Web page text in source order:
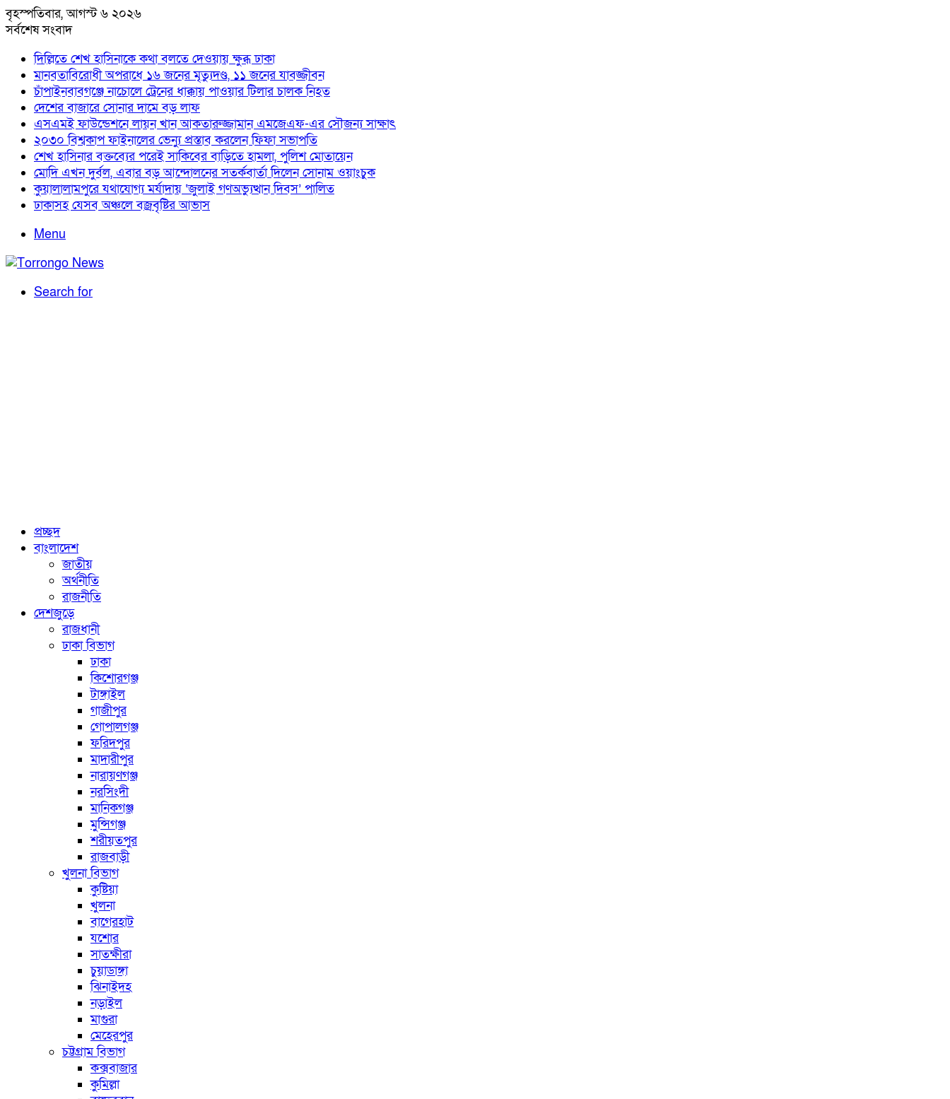
বৃহস্পতিবার, আগস্ট ৬ ২০২৬
সর্বশেষ সংবাদ
দিল্লিতে শেখ হাসিনাকে কথা বলতে দেওয়ায় ক্ষুব্ধ ঢাকা
মানবতাবিরোধী অপরাধে ১৬ জনের মৃত্যুদণ্ড, ১১ জনের যাবজ্জীবন
চাঁপাইনবাবগঞ্জে নাচোলে ট্রেনের ধাক্কায় পাওয়ার টিলার চালক নিহত
দেশের বাজারে সোনার দামে বড় লাফ
এসএমই ফাউন্ডেশনে লায়ন খান আকতারুজ্জামান এমজেএফ-এর সৌজন্য সাক্ষাৎ
২০৩০ বিশ্বকাপ ফাইনালের ভেন্যু প্রস্তাব করলেন ফিফা সভাপতি
শেখ হাসিনার বক্তব্যের পরেই সাকিবের বাড়িতে হামলা, পুলিশ মোতায়েন
মোদি এখন দুর্বল, এবার বড় আন্দোলনের সতর্কবার্তা দিলেন সোনাম ওয়াংচুক
কুয়ালালামপুরে যথাযোগ্য মর্যাদায় ‘জুলাই গণঅভ্যুত্থান দিবস’ পালিত
ঢাকাসহ যেসব অঞ্চলে বজ্রবৃষ্টির আভাস
Menu
Search for
প্রচ্ছদ
বাংলাদেশ
জাতীয়
অর্থনীতি
রাজনীতি
দেশজুড়ে
রাজধানী
ঢাকা বিভাগ
ঢাকা
কিশোরগঞ্জ
টাঙ্গাইল
গাজীপুর
গোপালগঞ্জ
ফরিদপুর
মাদারীপুর
নারায়ণগঞ্জ
নরসিংদী
মানিকগঞ্জ
মুন্সিগঞ্জ
শরীয়তপুর
রাজবাড়ী
খুলনা বিভাগ
কুষ্টিয়া
খুলনা
বাগেরহাট
যশোর
সাতক্ষীরা
চুয়াডাঙ্গা
ঝিনাইদহ
নড়াইল
মাগুরা
মেহেরপুর
চট্টগ্রাম বিভাগ
কক্সবাজার
কুমিল্লা